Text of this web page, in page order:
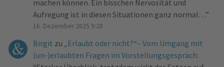
machen können. Ein bisschen Nervosität und
Aufregung ist in diesen Situationen ganz normal… ”
16. Dezember 2025 9:28
Birgit zu „Erlaubt oder nicht?“– Vom Umgang mit
(un-)erlaubten Fragen im Vorstellungsgespräch: